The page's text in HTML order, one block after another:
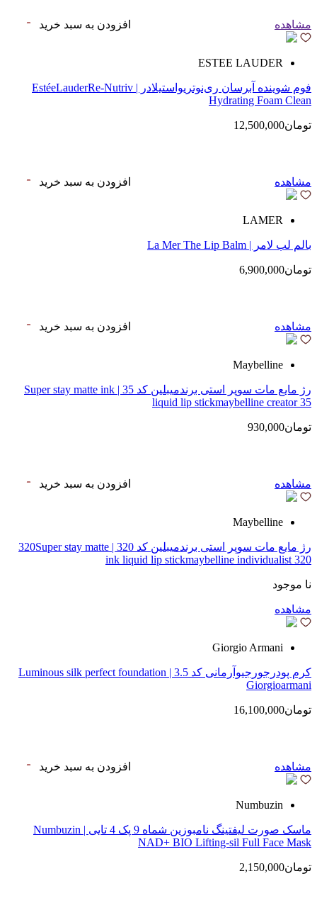
مشاهده افزودن به سبد خرید
ESTEE LAUDER
فوم شوینده آبرسان ری‌نوتریواستیلادر | EstéeLauderRe-Nutriv
Hydrating Foam Clean
تومان12,500,000
مشاهده افزودن به سبد خرید
LAMER
بالم لب لامر | La Mer The Lip Balm
تومان6,900,000
مشاهده افزودن به سبد خرید
Maybelline
رژ مایع مات سوپر استی‌ برندمیبلین کد 35 | Super stay matte ink
liquid lip stickmaybelline creator 35
تومان930,000
مشاهده افزودن به سبد خرید
Maybelline
رژ مایع مات سوپر استی‌ برندمیبلین کد 320 | 320Super stay matte
ink liquid lip stickmaybelline individualist 320
نا موجود
مشاهده
Giorgio Armani
کرم پودرجورجیوآرمانی کد 3.5 | Luminous silk perfect foundation
Giorgioarmani
تومان16,100,000
مشاهده افزودن به سبد خرید
Numbuzin
ماسک صورت لیفتینگ نامبوزین شماه 9 پک 4 تایی | Numbuzin
NAD+ BIO Lifting-sil Full Face Mask
تومان2,150,000